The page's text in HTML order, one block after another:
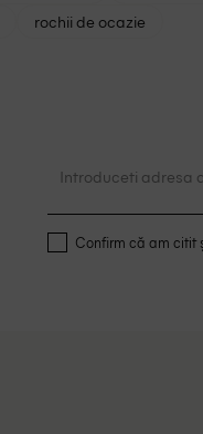
rochii de ocazie
Confirm că am citit